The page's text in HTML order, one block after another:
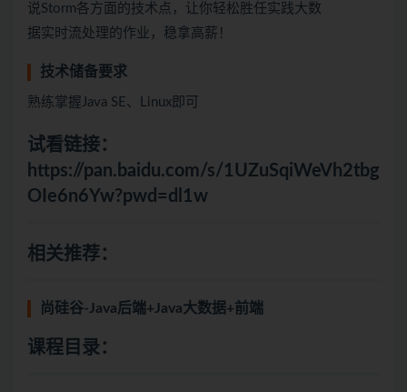
说Storm各方面的技术点，让你轻松胜任实践大数
据实时流处理的作业，稳拿高薪！
技术储备要求
熟练掌握Java SE、Linux即可
试看链接：
https://pan.baidu.com/s/1UZuSqiWeVh2tbg
OIe6n6Yw?pwd=dl1w
相关推荐：
尚硅谷-Java后端+Java大数据+前端
课程目录：